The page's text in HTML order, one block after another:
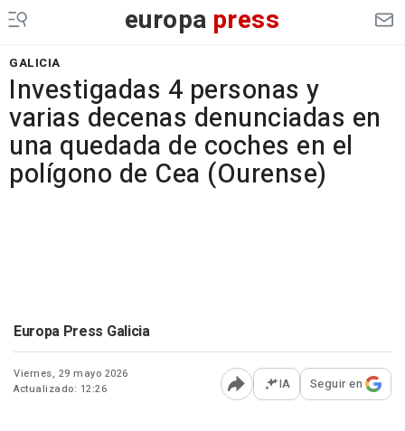
europa press
GALICIA
Investigadas 4 personas y
varias decenas denunciadas en
una quedada de coches en el
polígono de Cea (Ourense)
Europa Press Galicia
Viernes, 29 mayo 2026
Actualizado: 12:26
Abrir opciones para
IA Seguir en